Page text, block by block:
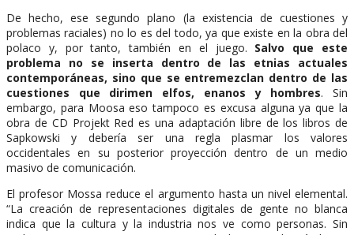
De hecho, ese segundo plano (la existencia de cuestiones y
problemas raciales) no lo es del todo, ya que existe en la obra del
polaco y, por tanto, también en el juego. Salvo que este
problema no se inserta dentro de las etnias actuales
contemporáneas, sino que se entremezclan dentro de las
cuestiones que dirimen elfos, enanos y hombres. Sin
embargo, para Moosa eso tampoco es excusa alguna ya que la
obra de CD Projekt Red es una adaptación libre de los libros de
Sapkowski y debería ser una regla plasmar los valores
occidentales en su posterior proyección dentro de un medio
masivo de comunicación.
El profesor Mossa reduce el argumento hasta un nivel elemental.
“La creación de representaciones digitales de gente no blanca
indica que la cultura y la industria nos ve como personas. Sin